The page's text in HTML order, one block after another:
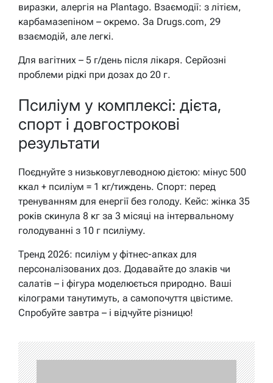
виразки, алергія на Plantago. Взаємодії: з літієм,
карбамазепіном – окремо. За Drugs.com, 29
взаємодій, але легкі.
Для вагітних – 5 г/день після лікаря. Серйозні
проблеми рідкі при дозах до 20 г.
Псиліум у комплексі: дієта,
спорт і довгострокові
результати
Поєднуйте з низьковуглеводною дієтою: мінус 500
ккал + псиліум = 1 кг/тиждень. Спорт: перед
тренуванням для енергії без голоду. Кейс: жінка 35
років скинула 8 кг за 3 місяці на інтервальному
голодуванні з 10 г псиліуму.
Тренд 2026: псиліум у фітнес-апках для
персоналізованих доз. Додавайте до злаків чи
салатів – і фігура моделюється природно. Ваші
кілограми танутимуть, а самопочуття цвістиме.
Спробуйте завтра – і відчуйте різницю!